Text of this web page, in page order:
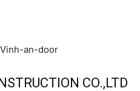
an-door
CO.,LTD